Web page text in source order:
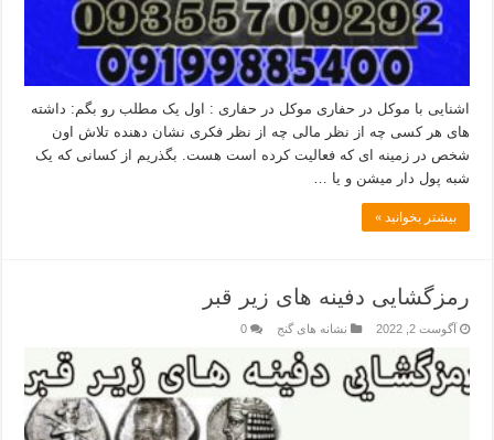
اشنایی با موکل در حفاری موکل در حفاری : اول یک مطلب رو بگم: داشته
های هر کسی چه از نظر مالی چه از نظر فکری نشان دهنده تلاش اون
شخص در زمینه ای که فعالیت کرده است هست. بگذریم از کسانی که یک
شبه پول دار میشن و یا …
بیشتر بخوانید »
رمزگشایی دفینه های زیر قبر
آگوست 2, 2022 نشانه های گنج 0